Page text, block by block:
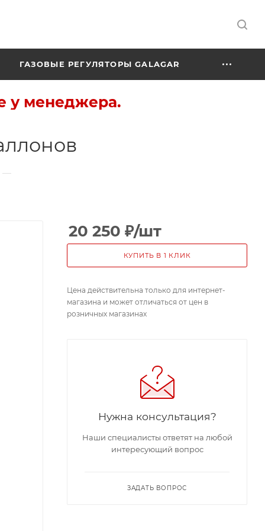
ГАЗОВЫЕ РЕГУЛЯТОРЫ GALAGAR
у менеджера.
—
20 250 ₽/шт
КУПИТЬ В 1 КЛИК
Цена действительна только для интернет-
магазина и может отличаться от цен в
розничных магазинах
Нужна консультация?
Наши специалисты ответят на любой
интересующий вопрос
ЗАДАТЬ ВОПРОС